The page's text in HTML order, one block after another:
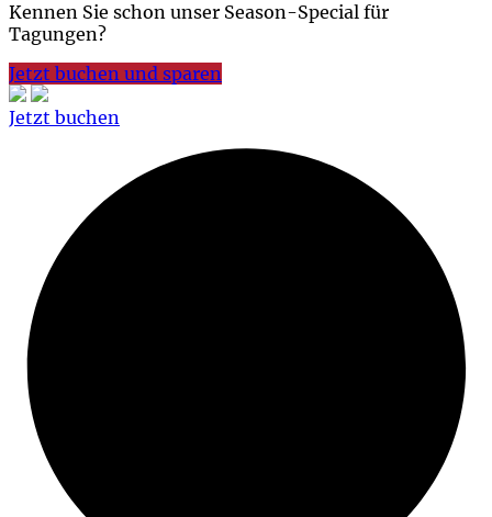
Kennen Sie schon unser Season-Special für
Tagungen?
Jetzt buchen und sparen
Jetzt buchen